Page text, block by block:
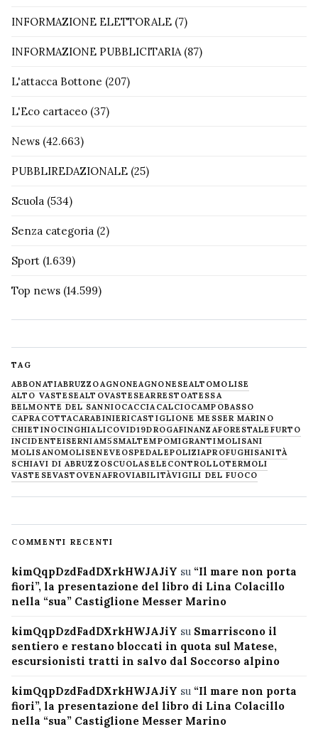
INFORMAZIONE ELETTORALE (7)
INFORMAZIONE PUBBLICITARIA(87)
L'attacca Bottone (207)
L'Eco cartaceo (37)
News (42.663)
PUBBLIREDAZIONALE (25)
Scuola (534)
Senza categoria (2)
Sport (1.639)
Top news (14.599)
TAG
ABBONATIABRUZZOAGNONEAGNONESEALTOMOLISE
ALTO VASTESEALTOVASTESEARRESTOATESSA
BELMONTE DEL SANNIOCACCIACALCIOCAMPOBASSO
CAPRACOTTACARABINIERICASTIGLIONE MESSER MARINO
CHIETINOCINGHIALICOVID19DROGAFINANZAFORESTALE FURTO
INCIDENTEISERNIAM5SMALTEMPOMIGRANTIMOLISANI
MOLISANOMOLISENEVE OSPEDALEPOLIZIAPROFUGHISANITÀ
SCHIAVI DI ABRUZZOSCUOLASELECONTROLLOTERMOLI
VASTESEVASTOVENAFROVIABILITÀVIGILI DEL FUOCO
COMMENTI RECENTI
kimQqpDzdFadDXrkHWJAJiY su “Il mare non porta
fiori”, la presentazione del libro di Lina Colacillo
nella “sua” Castiglione Messer Marino
kimQqpDzdFadDXrkHWJAJiY su Smarriscono il
sentiero e restano bloccati in quota sul Matese,
escursionisti tratti in salvo dal Soccorso alpino
kimQqpDzdFadDXrkHWJAJiY su “Il mare non porta
fiori”, la presentazione del libro di Lina Colacillo
nella “sua” Castiglione Messer Marino